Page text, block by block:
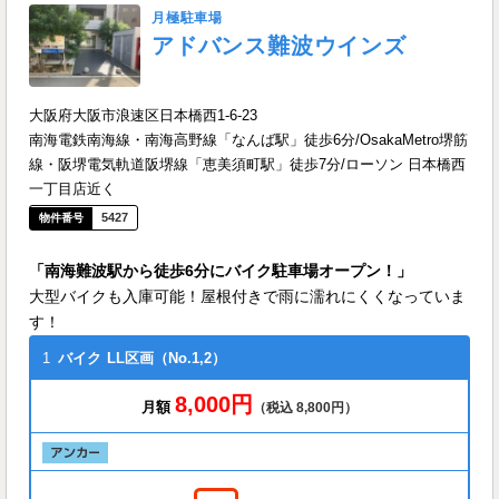
月極駐車場
アドバンス難波ウインズ
大阪府大阪市浪速区日本橋西1-6-23
南海電鉄南海線・南海高野線「なんば駅」徒歩6分/OsakaMetro堺筋
線・阪堺電気軌道阪堺線「恵美須町駅」徒歩7分/ローソン 日本橋西
一丁目店近く
5427
「南海難波駅から徒歩6分にバイク駐車場オープン！」
大型バイクも入庫可能！屋根付きで雨に濡れにくくなっていま
す！
1 バイク LL区画（No.1,2）
月額 8,000円 （税込 8,800円）